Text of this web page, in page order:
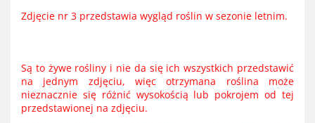
Zdjęcie nr 3 przedstawia wygląd roślin w sezonie letnim.
Są to żywe rośliny i nie da się ich wszystkich przedstawić
na jednym zdjęciu, więc otrzymana roślina może
nieznacznie się różnić wysokością lub pokrojem od tej
przedstawionej na zdjęciu.